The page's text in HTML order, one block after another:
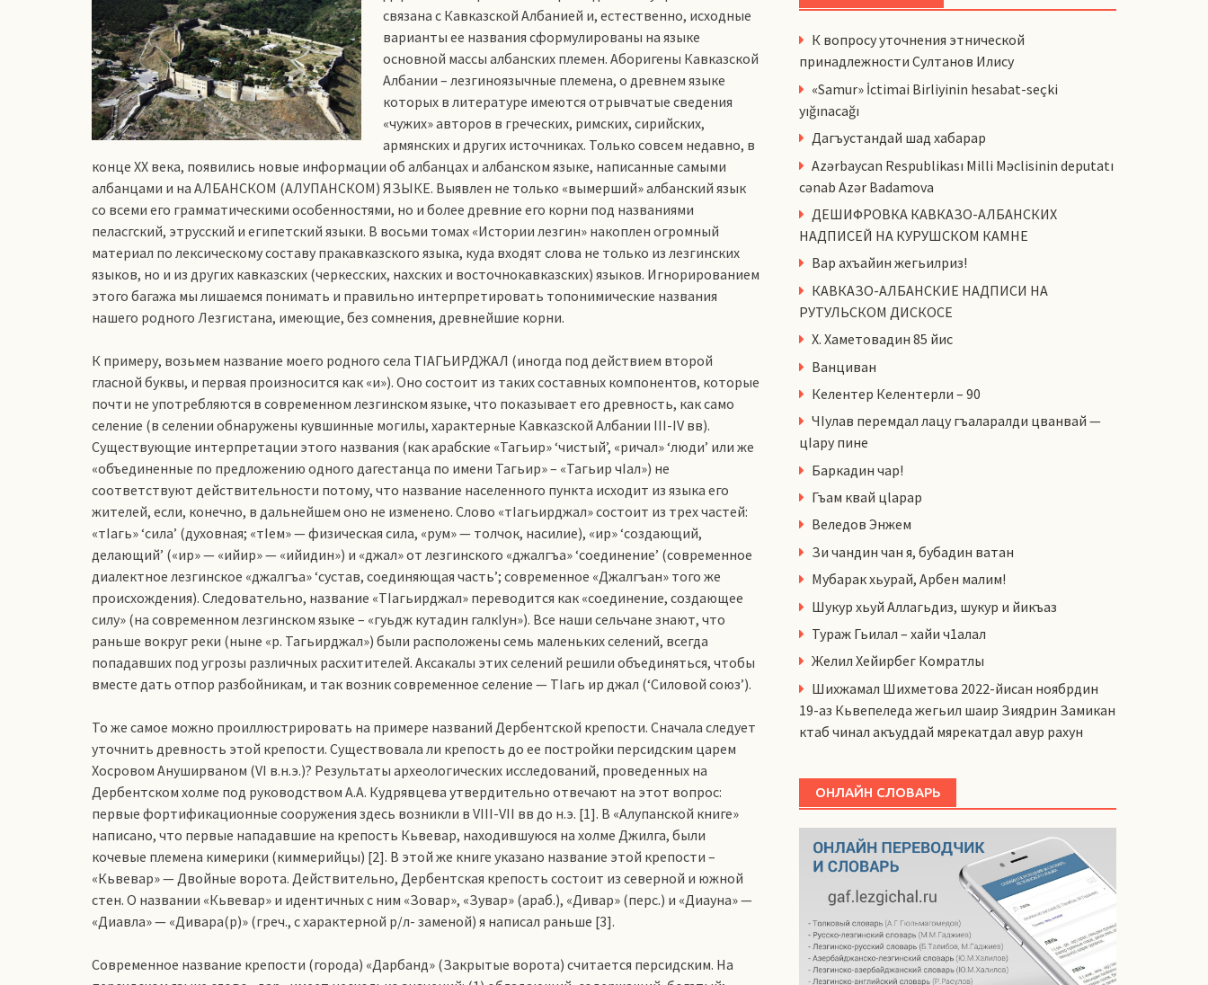
связана с Кавказской Албанией и, естественно, исходные
варианты ее названия сформулированы на языке
основной массы албанских племен. Аборигены Кавказской
Албании – лезгиноязычные племена, о древнем языке
которых в литературе имеются отрывчатые сведения
«чужих» авторов в греческих, римских, сирийских,
армянских и других источниках. Только совсем недавно, в
конце XX века, появились новые информации об албанцах и албанском языке, написанные самыми
албанцами и на АЛБАНСКОМ (АЛУПАНСКОМ) ЯЗЫКЕ. Выявлен не только «вымерший» албанский язык
со всеми его грамматическими особенностями, но и более древние его корни под названиями
пеласгский, этрусский и египетский языки. В восьми томах «Истории лезгин» накоплен огромный
материал по лексическому составу пракавказского языка, куда входят слова не только из лезгинских
языков, но и из других кавказских (черкесских, нахских и восточнокавказских) языков. Игнорированием
этого багажа мы лишаемся понимать и правильно интерпретировать топонимические названия
нашего родного Лезгистана, имеющие, без сомнения, древнейшие корни.
К примеру, возьмем название моего родного села ТIАГЬИРДЖАЛ (иногда под действием второй
гласной буквы, и первая произносится как «и»). Оно состоит из таких составных компонентов, которые
почти не употребляются в современном лезгинском языке, что показывает его древность, как само
селение (в селении обнаружены кувшинные могилы, характерные Кавказской Албании III-IV вв).
Существующие интерпретации этого названия (как арабские «Тагьир» ‘чистый’, «ричал» ‘люди’ или же
«объединенные по предложению одного дагестанца по имени Тагьир» – «Тагьир чIал») не
соответствуют действительности потому, что название населенного пункта исходит из языка его
жителей, если, конечно, в дальнейшем оно не изменено. Слово «тIагьирджал» состоит из трех частей:
«тIагь» ‘сила’ (духовная; «тIем» — физическая сила, «рум» — толчок, насилие), «ир» ‘создающий,
делающий’ («ир» — «ийир» — «ийидин») и «джал» от лезгинского «джалгъа» ‘соединение’ (современное
диалектное лезгинское «джалгъа» ‘сустав, соединяющая часть’; современное «Джалгъан» того же
происхождения). Следовательно, название «ТIагьирджал» переводится как «соединение, создающее
силу» (на современном лезгинском языке – «гуьдж кутадин галкIун»). Все наши сельчане знают, что
раньше вокруг реки (ныне «р. Тагьирджал») были расположены семь маленьких селений, всегда
попадавших под угрозы различных расхитителей. Аксакалы этих селений решили объединяться, чтобы
вместе дать отпор разбойникам, и так возник современное селение — ТIагь ир джал (‘Силовой союз’).
То же самое можно проиллюстрировать на примере названий Дербентской крепости. Сначала следует
уточнить древность этой крепости. Существовала ли крепость до ее постройки персидским царем
Хосровом Ануширваном (VI в.н.э.)? Результаты археологических исследований, проведенных на
Дербентском холме под руководством А.А. Кудрявцева утвердительно отвечают на этот вопрос:
первые фортификационные сооружения здесь возникли в VIII-VII вв до н.э. [1]. В «Алупанской книге»
написано, что первые нападавшие на крепость Кьвевар, находившуюся на холме Джилга, были
кочевые племена кимерики (киммерийцы) [2]. В этой же книге указано название этой крепости –
«Кьвевар» — Двойные ворота. Действительно, Дербентская крепость состоит из северной и южной
стен. О названии «Кьвевар» и идентичных с ним «Зовар», «Зувар» (араб.), «Дивар» (перс.) и «Диауна» —
«Диавла» — «Дивара(р)» (греч., с характерной р/л- заменой) я написал раньше [3].
Современное название крепости (города) «Дарбанд» (Закрытые ворота) считается персидским. На
К вопросу уточнения этнической
принадлежности Султанов Илису
«Samur» İctimai Birliyinin hesabat-seçki
yığınacağı
Дагъустандай шад хабарар
Azərbaycan Respublikası Milli Məclisinin deputatı
cənab Azər Badamova
ДЕШИФРОВКА КАВКАЗО-АЛБАНСКИХ
НАДПИСЕЙ НА КУРУШСКОМ КАМНЕ
Вар ахъайин жегьилриз!
КАВКАЗО-АЛБАНСКИЕ НАДПИСИ НА
РУТУЛЬСКОМ ДИСКОСЕ
Х. Хаметовадин 85 йис
Ванциван
Келентер Келентерли – 90
ЧIулав перемдал лацу гъаларалди цванвай —
цIару пине
Баркадин чар!
Гъам квай цlарар
Веледов Энжем
Зи чандин чан я, бубадин ватан
Мубарак хьурай, Арбен малим!
Шукур хьуй Аллагьдиз, шукур и йикъаз
Тураж Гьилал – хайи ч1алал
Желил Хейирбег Комратлы
Шихжамал Шихметова 2022-йисан ноябрдин
19-аз Кьвепеледа жегьил шаир Зиядрин Замикан
ктаб чинал акъуддай мярекатдал авур рахун
ОНЛАЙН СЛОВАРЬ